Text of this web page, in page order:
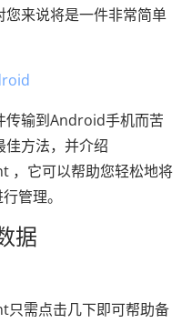
来说将是一件非常简单
传输到Android手机而苦
佳方法，并介绍
它可以帮助您轻松地将
管理。
据
需点击几下即可帮助备